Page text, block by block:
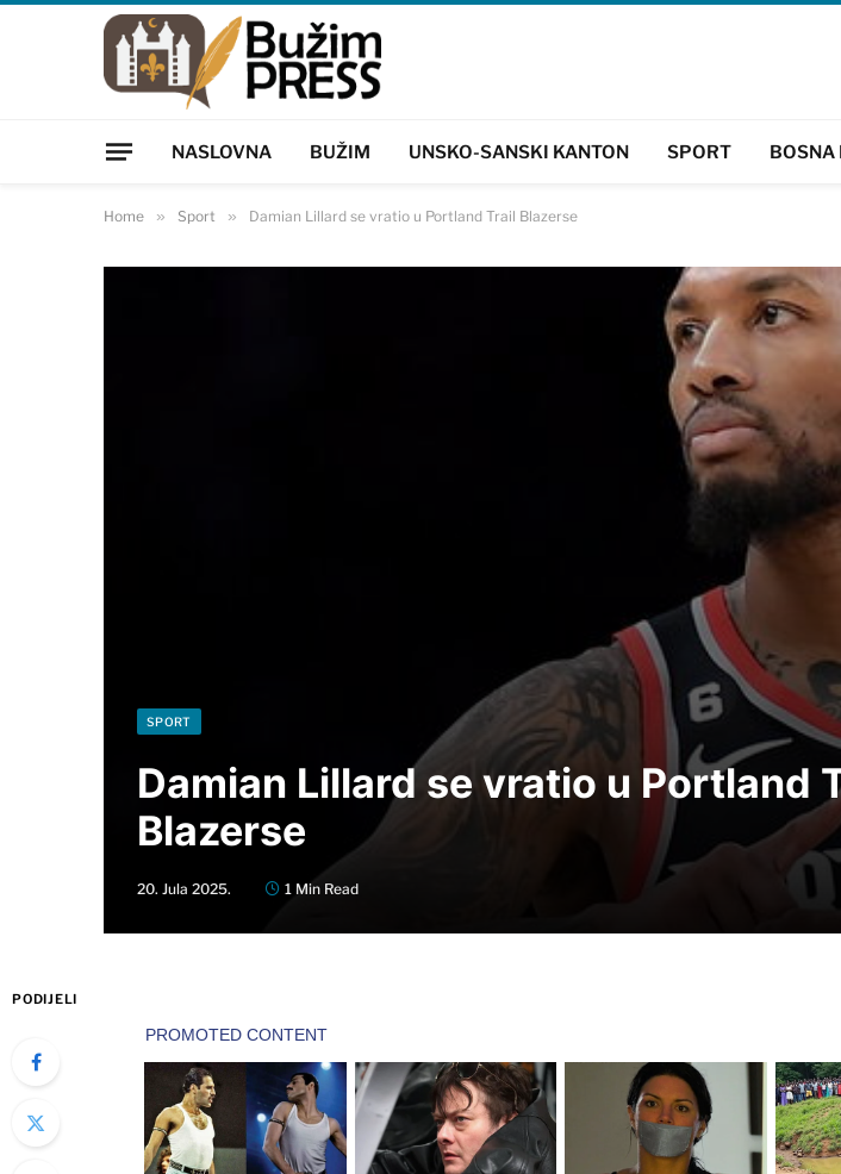
NASLOVNA BUŽIM UNSKO-SANSKI KANTON SPORT BOSNA
Home » Sport » Damian Lillard se vratio u Portland Trail Blazerse
SPORT
Damian Lillard se vratio u Portland
Blazerse
20. Jula 2025. 1 Min Read
PODIJELI